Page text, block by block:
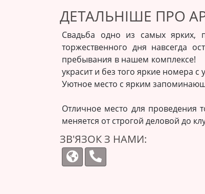
ДЕТАЛЬНІШЕ ПРО
Свадьба одно из самых ярких,
торжественного дня навсегда
пребывания в нашем комплексе!
украсит и без того яркие номера
Уютное место с ярким
Отличное место для проведения
меняется от строгой деловой до
ЗВ'ЯЗОК З НАМИ: